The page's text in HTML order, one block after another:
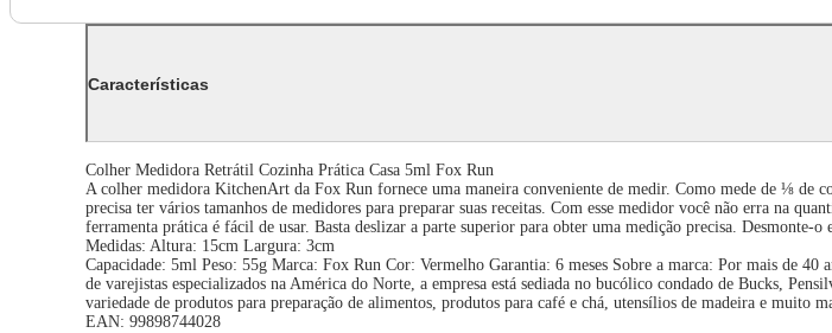
Características
Colher Medidora Retrátil Cozinha Prática Casa 5ml Fox Run
A colher medidora KitchenArt da Fox Run fornece uma maneira conveniente de medir. Como mede de ⅛ de
precisa ter vários tamanhos de medidores para preparar suas receitas. Com esse medidor você não erra na
ferramenta prática é fácil de usar. Basta deslizar a parte superior para obter uma medição precisa.
Medidas: Altura: 15cm Largura: 3cm
Capacidade: 5ml Peso: 55g Marca: Fox Run Cor: Vermelho Garantia: 6 meses Sobre a marca: Por mais de
de varejistas especializados na América do Norte, a empresa está sediada no bucólico condado de Bucks,
variedade de produtos para preparação de alimentos, produtos para café e chá, utensílios de madeira e muito
EAN: 99898744028